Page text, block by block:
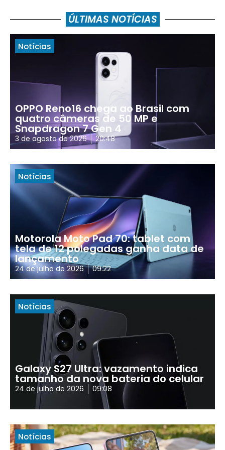
ÚLTIMAS NOTÍCIAS
Notícias
OPPO Reno16 chega ao Brasil com
quatro câmeras de 50 MP e
Snapdragon 7 Gen 4
3 de agosto de 2026 20:48
Notícias
Motorola Moto Pad 70: tablet com
tela de 12 polegadas ganha data de
lançamento
24 de julho de 2026 09:22
Notícias
Galaxy S27 Ultra: vazamento indica
tamanho da nova bateria do celular
24 de julho de 2026 09:08
Notícias